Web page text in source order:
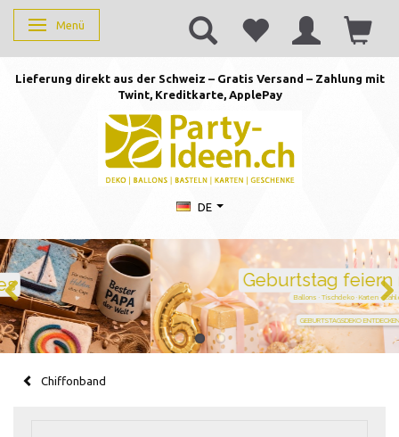
Anzeige ändern
Menü
Lieferung direkt aus der Schweiz – Gratis Versand – Zahlung mit
Twint, Kreditkarte, ApplePay
DE
Geburtstag feiern mit Stil
Ballons · Tischdeko · Karten · Zahlen
GEBURTSTAGSDEKO ENTDECKEN
Chiffonband